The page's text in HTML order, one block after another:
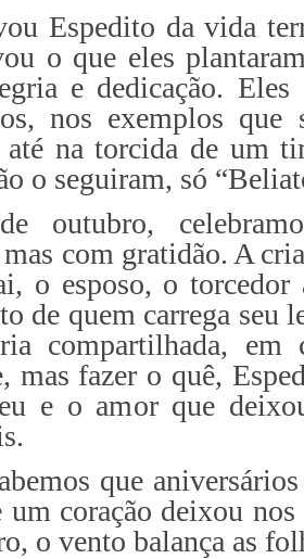
Espedito da vida
o que eles
e dedicação.
nos exemplos
até na torcida de um
o seguiram, só
outubro,
com gratidão. A
o esposo, o
de quem carrega seu
compartilhada,
mas fazer o quê,
e o amor que
que
coração deixou nos
o vento balança as